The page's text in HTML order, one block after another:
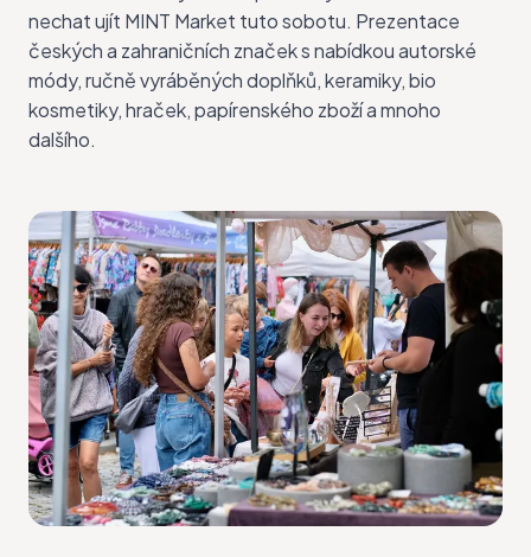
nechat ujít MINT Market tuto sobotu. Prezentace
českých a zahraničních značek s nabídkou autorské
módy, ručně vyráběných doplňků, keramiky, bio
kosmetiky, hraček, papírenského zboží a mnoho
dalšího.